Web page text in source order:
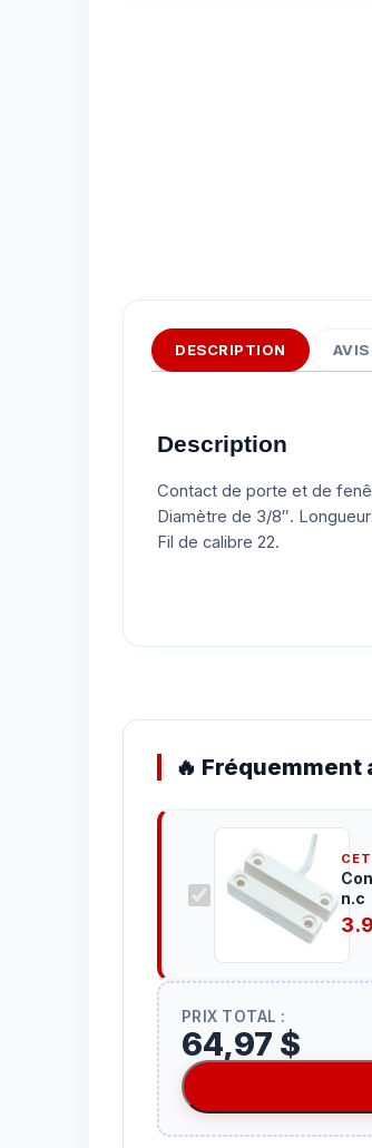
DESCRIPTION
Description
Contact de porte et de
Diamètre de 3/8″. Longueur:
Fil de calibre 22.
🔥
n.c
PRIX TOTAL :
64,97 $